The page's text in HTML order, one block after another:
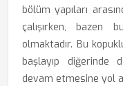
bölüm yapıları
çalışırken, bazen
olmaktadır. Bu
başlayıp diğerinde
devam etmesine yol